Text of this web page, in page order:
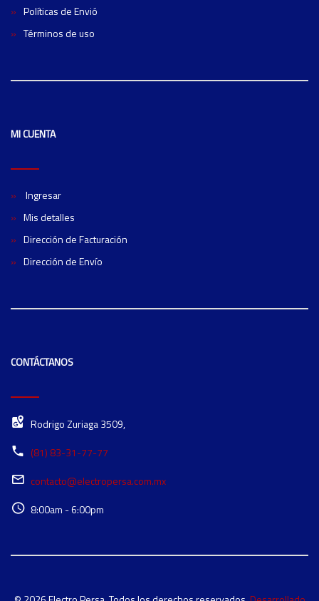
Políticas de Envió
Términos de uso
MI CUENTA
Ingresar
Mis detalles
Dirección de Facturación
Dirección de Envío
CONTÁCTANOS
Rodrigo Zuriaga 3509,
(81) 83-31-77-77
contacto@electropersa.com.mx
8:00am - 6:00pm